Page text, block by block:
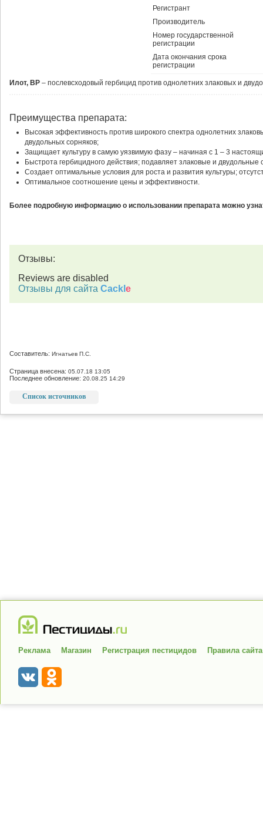
Регистрант
Производитель
Номер государственной
регистрации
Дата окончания срока
регистрации
Илот, ВР – послевсходовый гербицид против однолетних злаковых и
Преимущества препарата:
Высокая эффективность против широкого спектра однолетних
двудольных сорняков;
Защищает культуру в самую уязвимую фазу – начиная с 1 – 3
Быстрота гербицидного действия; подавляет злаковые и двудольные
Создает оптимальные условия для роста и развития культуры;
Оптимальное соотношение цены и эффективности.
Более подробную информацию о использовании препарата можно
Отзывы:
Reviews are disabled
Отзывы для сайта Cackl e
Составитель: Игнатьев П.С.
Страница внесена: 05.07.18 13:05
Последнее обновление: 20.08.25 14:29
Список источников
Реклама Магазин Регистрация пестицидов Правила сайта